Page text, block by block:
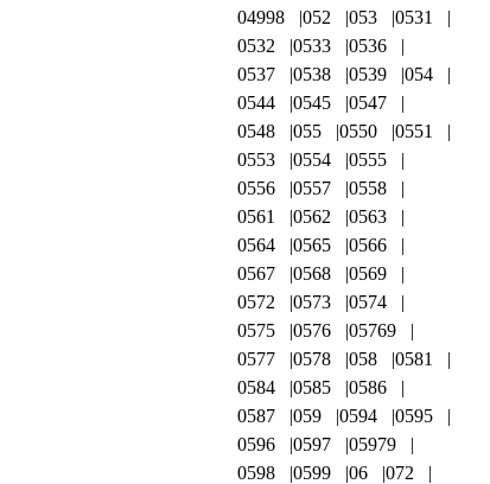
04998
052 053
0531
0532
0533
0536
0537
0538 0539
054
0544
0545
0547
0548
055 0550
0551
0553
0554
0555
0556
0557
0558
0561
0562
0563
0564
0565
0566
0567
0568
0569
0572
0573
0574
0575
0576
05769
0577
0578 058
0581
0584
0585
0586
0587
059 0594
0595
0596
0597
05979
0598
0599 06
072